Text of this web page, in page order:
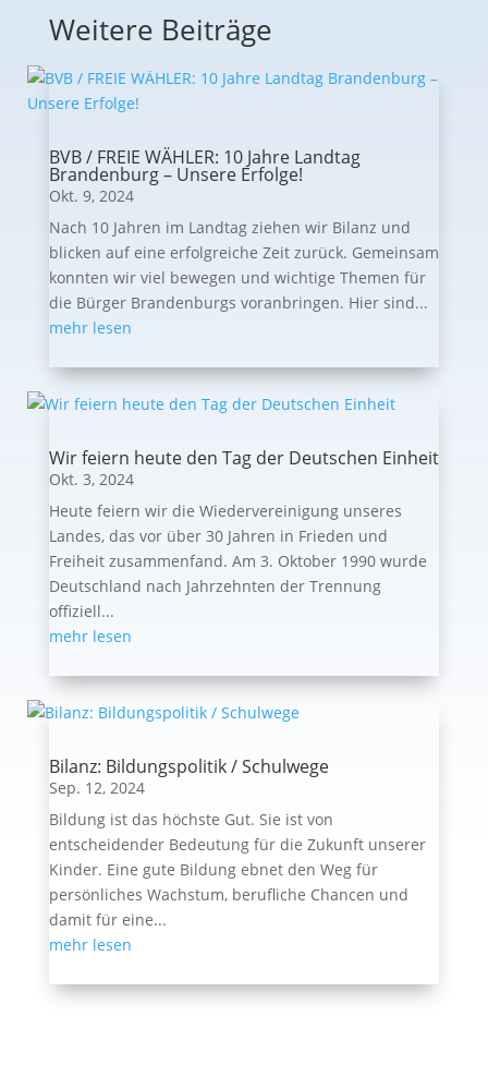
Weitere Beiträge
BVB / FREIE WÄHLER: 10 Jahre Landtag
Brandenburg – Unsere Erfolge!
Okt. 9, 2024
Nach 10 Jahren im Landtag ziehen wir Bilanz und
blicken auf eine erfolgreiche Zeit zurück. Gemeinsam
konnten wir viel bewegen und wichtige Themen für
die Bürger Brandenburgs voranbringen. Hier sind...
mehr lesen
Wir feiern heute den Tag der Deutschen Einheit
Okt. 3, 2024
Heute feiern wir die Wiedervereinigung unseres
Landes, das vor über 30 Jahren in Frieden und
Freiheit zusammenfand. Am 3. Oktober 1990 wurde
Deutschland nach Jahrzehnten der Trennung
offiziell...
mehr lesen
Bilanz: Bildungspolitik / Schulwege
Sep. 12, 2024
Bildung ist das höchste Gut. Sie ist von
entscheidender Bedeutung für die Zukunft unserer
Kinder. Eine gute Bildung ebnet den Weg für
persönliches Wachstum, berufliche Chancen und
damit für eine...
mehr lesen